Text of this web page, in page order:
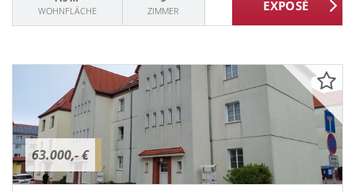
WOHNFLÄCHE
ZIMMER
63.000,- €